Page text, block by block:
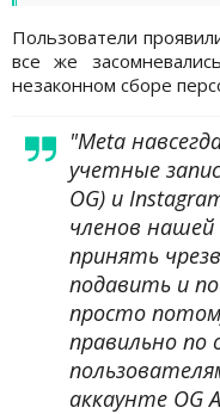
Пользователи
все же
незаконном сборе
"Meta
учетные
OG) и
членов
принять
подавить и
просто
правильно
аккаунте OG